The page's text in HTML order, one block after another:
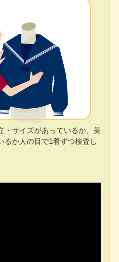
・サイズがあっているか、美
るか人の目で1着ずつ検査し